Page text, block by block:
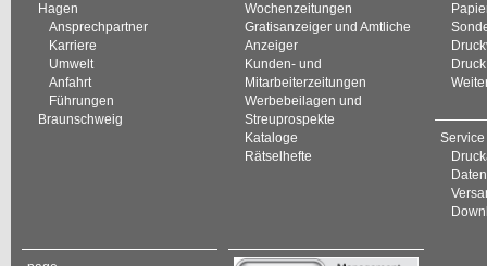
Hagen
Ansprechpartner
Karriere
Umwelt
Anfahrt
Führungen
Braunschweig
Wochenzeitungen
Gratisanzeiger und Amtliche
Anzeiger
Kunden- und
Mitarbeiterzeitungen
Werbebeilagen und
Streuprospekte
Kataloge
Rätselhefte
Druck
Service